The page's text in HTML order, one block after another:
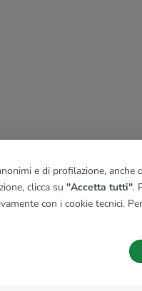
e di profilazione, anche
clicca su "Accetta tutti".
con i cookie tecnici.